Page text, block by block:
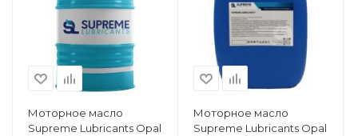
Моторное масло
Supreme Lubricants Opal
Моторное масло
Supreme Lubricants Opal